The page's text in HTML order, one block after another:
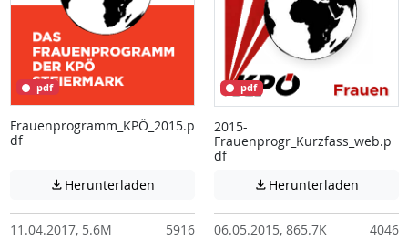
pdf
Frauenprogramm_KPÖ_2015.p
df
 Herunterladen Achtung: Diese Datei enthält unter
11.04.2017, 5.6M 5916
pdf
2015-
Frauenprogr_Kurzfass_web.p
df
 Herunterladen
06.05.2015, 865.7K 4046